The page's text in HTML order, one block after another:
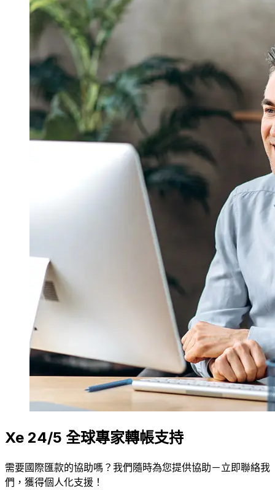
Xe 24/5 全球專家轉帳支持
需要國際匯款的協助嗎？我們隨時為您提供協助－立即聯絡我
們，獲得個人化支援！